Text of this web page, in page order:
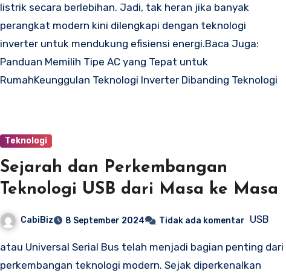
listrik secara berlebihan. Jadi, tak heran jika banyak
perangkat modern kini dilengkapi dengan teknologi
inverter untuk mendukung efisiensi energi.Baca Juga:
Panduan Memilih Tipe AC yang Tepat untuk
RumahKeunggulan Teknologi Inverter Dibanding Teknologi
Teknologi
Sejarah dan Perkembangan
Teknologi USB dari Masa ke Masa
CabiBiz 8 September 2024 Tidak ada komentar USB
atau Universal Serial Bus telah menjadi bagian penting dari
perkembangan teknologi modern. Sejak diperkenalkan